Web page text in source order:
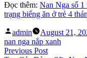
Đọc thêm: Nan Nga số 1
trạng biếng ăn ở trẻ 4
Posted
by
admin August 21,
nan nga nắp xanh
Post
Previous PostPrevious